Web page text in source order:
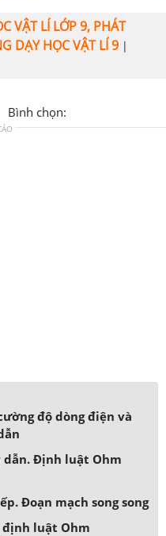
VẬT LÍ LỚP 9, PHÁT
DẠY HỌC VẬT LÍ 9 |
Bình chọn:
độ dòng điện và
dẫn. Định luật Ohm
Đoạn mạch song song
định luật Ohm